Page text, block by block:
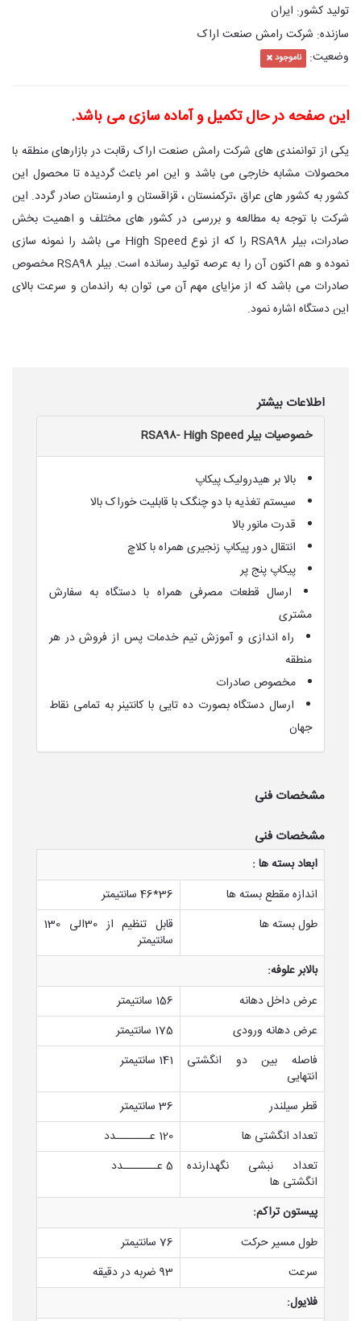
تولید کشور: ایران
سازنده: شرکت رامش صنعت اراک
وضعیت: ناموجود
این صفحه در حال تکمیل و آماده سازی می باشد.
یکی از توانمندی های شرکت رامش صنعت اراک رقابت در بازارهای منطقه با
محصولات مشابه خارجی می باشد و این امر باعث گردیده تا محصول این
کشور به کشور های عراق ،ترکمنستان ، قزاقستان و ارمنستان صادر گردد. این
شرکت با توجه به مطالعه و بررسی در کشور های مختلف و اهمیت بخش
صادرات، بیلر RSA98 را که از نوع High Speed می باشد را نمونه سازی
نموده و هم اکنون آن را به عرصه تولید رسانده است. بیلر RSA98 مخصوص
صادرات می باشد که از مزایای مهم آن می توان به راندمان و سرعت بالای
این دستگاه اشاره نمود.
اطلاعات بیشتر
خصوصیات بیلر RSA98- High Speed
بالا بر هیدرولیک پیکاپ
سیستم تغذیه با دو چنگک با قابلیت خوراک بالا
قدرت مانور بالا
انتقال دور پیکاپ زنجیری همراه با کلاچ
پیکاپ پنج پر
ارسال قطعات مصرفی همراه با دستگاه به سفارش
مشتری
راه اندازی و آموزش تیم خدمات پس از فروش در هر
منطقه
مخصوص صادرات
ارسال دستگاه بصورت ده تایی با کانتینر به تمامی نقاط
جهان
مشخصات فنی
مشخصات فنی
ابعاد بسته ها :
اندازه مقطع بسته ها
36*46 سانتیمتر
طول بسته ها
قابل تنظیم از 30الی 130
سانتیمتر
بالابر علوفه:
عرض داخل دهانه
156 سانتیمتر
عرض دهانه ورودی
175 سانتیمتر
فاصله بین دو انگشتی
انتهایی
141 سانتیمتر
قطر سیلندر
36 سانتیمتر
تعداد انگشتی ها
120 عـــــــدد
تعداد نبشی نگهدارنده
انگشتی ها
5 عـــــــدد
پیستون تراکم:
طول مسیر حرکت
76 سانتیمتر
سرعت
93 ضربه در دقیقه
فلایول: